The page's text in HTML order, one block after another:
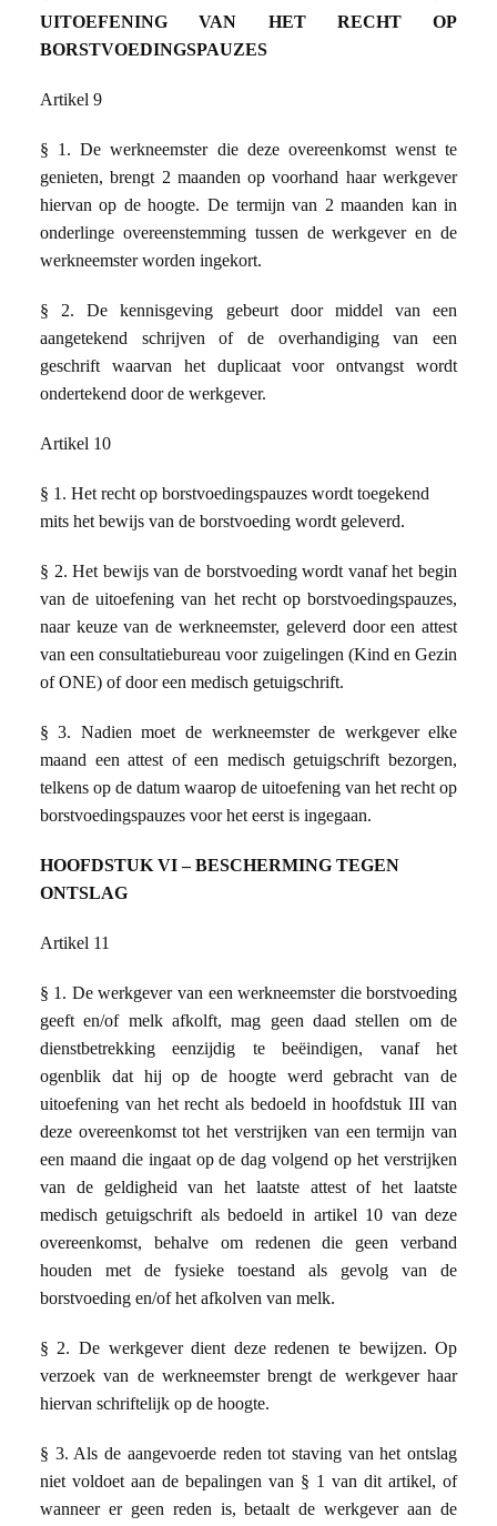
UITOEFENING VAN HET RECHT OP
BORSTVOEDINGSPAUZES
Artikel 9
§ 1.De werkneemster die deze overeenkomst wenst te
genieten, brengt 2 maanden op voorhand haar werkgever
hiervan op de hoogte. De termijn van 2 maanden kan in
onderlinge overeenstemming tussen de werkgever en de
werkneemster worden ingekort.
§ 2. De kennisgeving gebeurt door middel van een
aangetekend schrijven of de overhandiging van een
geschrift waarvan het duplicaat voor ontvangst wordt
ondertekend door de werkgever.
Artikel 10
§ 1. Het recht op borstvoedingspauzes wordt toegekend
mits het bewijs van de borstvoeding wordt geleverd.
§ 2. Het bewijs van de borstvoeding wordt vanaf het begin
van de uitoefening van het recht op borstvoedingspauzes,
naar keuze van de werkneemster, geleverd door een attest
van een consultatiebureau voor zuigelingen (Kind en Gezin
of ONE) of door een medisch getuigschrift.
§ 3. Nadien moet de werkneemster de werkgever elke
maand een attest of een medisch getuigschrift bezorgen,
telkens op de datum waarop de uitoefening van het recht op
borstvoedingspauzes voor het eerst is ingegaan.
HOOFDSTUK VI – BESCHERMING TEGEN
ONTSLAG
Artikel 11
§ 1. De werkgever van een werkneemster die borstvoeding
geeft en/of melk afkolft, mag geen daad stellen om de
dienstbetrekking eenzijdig te beëindigen, vanaf het
ogenblik dat hij op de hoogte werd gebracht van de
uitoefening van het recht als bedoeld in hoofdstuk III van
deze overeenkomst tot het verstrijken van een termijn van
een maand die ingaat op de dag volgend op het verstrijken
van de geldigheid van het laatste attest of het laatste
medisch getuigschrift als bedoeld in artikel 10 van deze
overeenkomst, behalve om redenen die geen verband
houden met de fysieke toestand als gevolg van de
borstvoeding en/of het afkolven van melk.
§ 2. De werkgever dient deze redenen te bewijzen. Op
verzoek van de werkneemster brengt de werkgever haar
hiervan schriftelijk op de hoogte.
§ 3. Als de aangevoerde reden tot staving van het ontslag
niet voldoet aan de bepalingen van § 1 van dit artikel, of
wanneer er geen reden is, betaalt de werkgever aan de